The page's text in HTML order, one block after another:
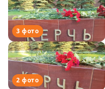
3 фото
2 фото